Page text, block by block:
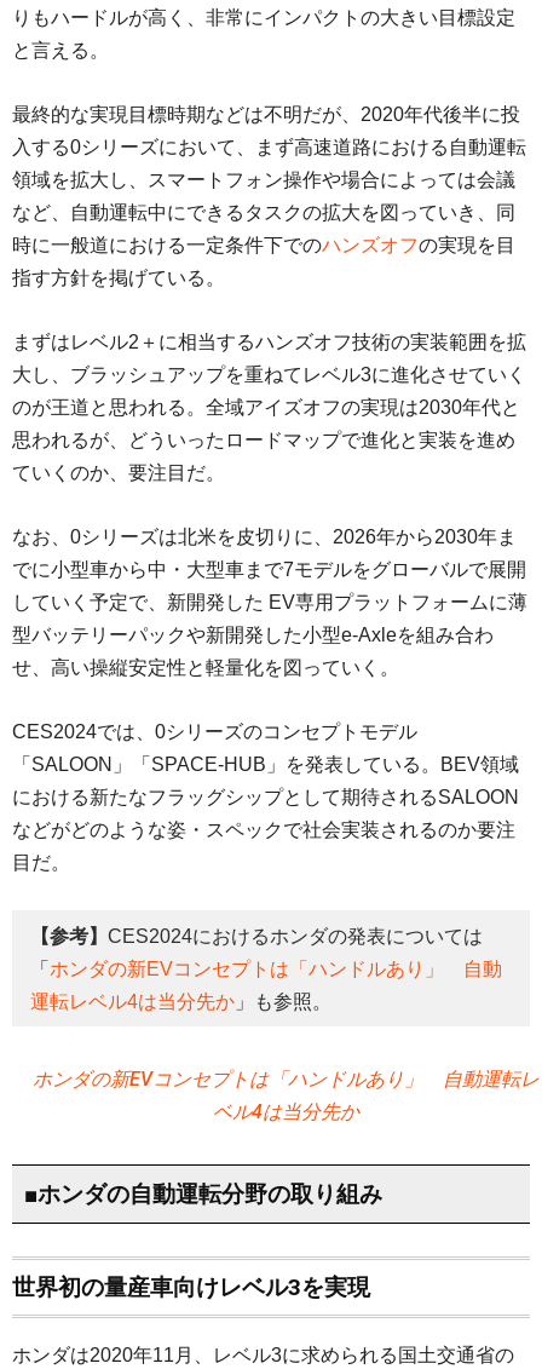
りもハードルが高く、非常にインパクトの大きい目標設定
と言える。
最終的な実現目標時期などは不明だが、2020年代後半に投
入する0シリーズにおいて、まず高速道路における自動運転
領域を拡大し、スマートフォン操作や場合によっては会議
など、自動運転中にできるタスクの拡大を図っていき、同
時に一般道における一定条件下でのハンズオフの実現を目
指す方針を掲げている。
まずはレベル2＋に相当するハンズオフ技術の実装範囲を拡
大し、ブラッシュアップを重ねてレベル3に進化させていく
のが王道と思われる。全域アイズオフの実現は2030年代と
思われるが、どういったロードマップで進化と実装を進め
ていくのか、要注目だ。
なお、0シリーズは北米を皮切りに、2026年から2030年ま
でに小型車から中・大型車まで7モデルをグローバルで展開
していく予定で、新開発した EV専用プラットフォームに薄
型バッテリーパックや新開発した小型e-Axleを組み合わ
せ、高い操縦安定性と軽量化を図っていく。
CES2024では、0シリーズのコンセプトモデル
「SALOON」「SPACE-HUB」を発表している。BEV領域
における新たなフラッグシップとして期待されるSALOON
などがどのような姿・スペックで社会実装されるのか要注
目だ。
【参考】 CES2024におけるホンダの発表については
「 ホンダの新EVコンセプトは「ハンドルあり」 自動
運転レベル4は当分先か 」も参照。
ホンダの新EVコンセプトは「ハンドルあり」 自動運転レ
ベル4は当分先か
■ホンダの自動運転分野の取り組み
世界初の量産車向けレベル3を実現
ホンダは2020年11月、レベル3に求められる国土交通省の